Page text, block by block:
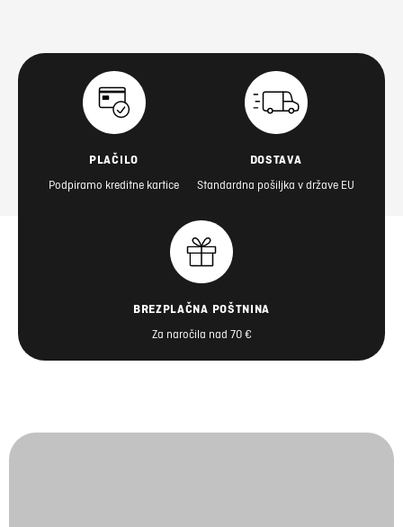
PLAČILO
Podpiramo kreditne kartice
DOSTAVA
Standardna pošiljka v države EU
BREZPLAČNA POŠTNINA
Za naročila nad 70 €